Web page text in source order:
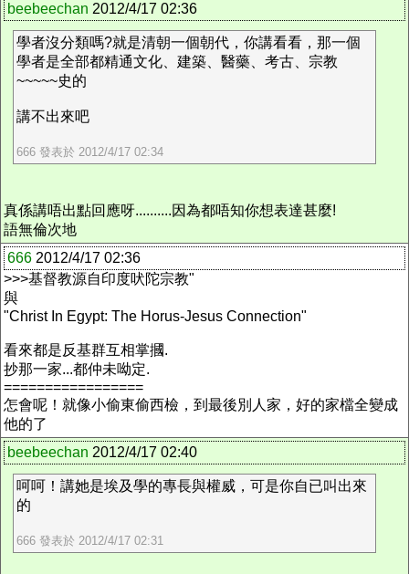
beebeechan 2012/4/17 02:36
學者沒分類嗎?就是清朝一個朝代，你講看看，那一個
學者是全部都精通文化、建築、醫藥、考古、宗教
~~~~~史的
講不出來吧
666 發表於 2012/4/17 02:34
真係講唔出點回應呀..........因為都唔知你想表達甚麼!
語無倫次地
666 2012/4/17 02:36
>>>基督教源自印度吠陀宗教"
與
"Christ In Egypt: The Horus-Jesus Connection"
看來都是反基群互相掌摑.
抄那一家...都仲未呦定.
=================
怎會呢！就像小偷東偷西檢，到最後別人家，好的家檔全變成
他的了
beebeechan 2012/4/17 02:40
呵呵！講她是埃及學的專長與權威，可是你自已叫出來
的
666 發表於 2012/4/17 02:31